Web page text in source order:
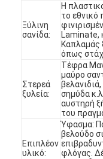
Ξύλινη
σανίδα:
Η
το εθνικό
Laminate,
Καπλαμάς
όπως
Στερεά
ξυλεία:
Τέφρα
μαύρο
σημύδα
αυστηρή
του
Επιπλέον
υλικό:
Ύφασμα:
βελούδο
φλόγας.